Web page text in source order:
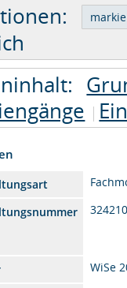
WiSe